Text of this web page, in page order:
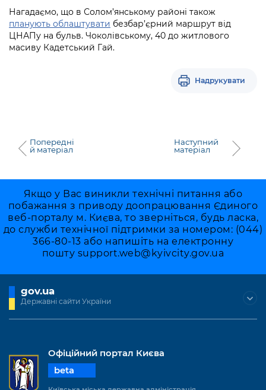
Безбар'єрність
Київська міська військова адміністрація
Міський застосунок Київ Цифровий
Важливе під час воєнного стану
Нагадаємо, що в Солом’янському районі також
планують облаштувати безбар’єрний маршрут від
ЦНАПу на бульв. Чоколівському, 40 до житлового
масиву Кадетський Гай.
Надрукувати
Попередні
й матеріал
Наступний
матеріал
Якщо у Вас виникли технічні питання або
побажання з приводу доопрацювання Єдиного
веб-порталу м. Києва, то зверніться, будь ласка,
до служби технічної підтримки за номером: (044)
366-80-13 або напишіть на електронну
пошту support.web@kyivcity.gov.ua
gov.ua
Державні сайти України
Офіційний портал Києва
beta